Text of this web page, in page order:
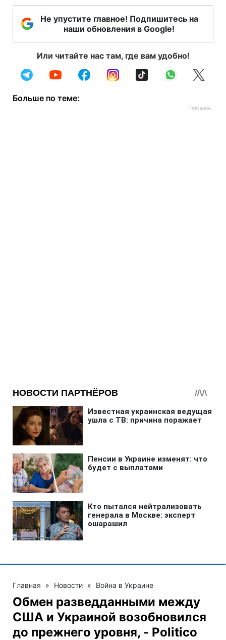
Не упустите главное! Подпишитесь на
наши обновления в Google!
Или читайте нас там, где вам удобно!
Больше по теме:
Главная » Новости » Война в Украине
Обмен разведданными между
США и Украиной возобновился
до прежнего уровня, - Politico